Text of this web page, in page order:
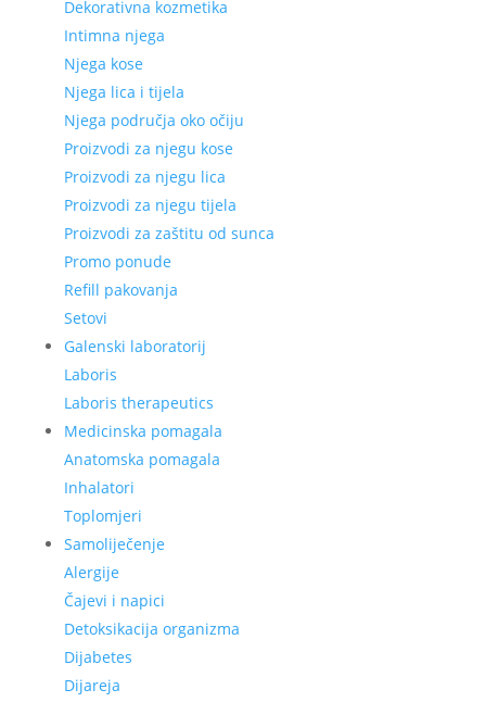
Dekorativna kozmetika
Intimna njega
Njega kose
Njega lica i tijela
Njega područja oko očiju
Proizvodi za njegu kose
Proizvodi za njegu lica
Proizvodi za njegu tijela
Proizvodi za zaštitu od sunca
Promo ponude
Refill pakovanja
Setovi
Galenski laboratorij
Laboris
Laboris therapeutics
Medicinska pomagala
Anatomska pomagala
Inhalatori
Toplomjeri
Samoliječenje
Alergije
Čajevi i napici
Detoksikacija organizma
Dijabetes
Dijareja